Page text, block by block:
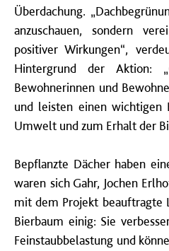
Überdachung.
anzuschauen, sondern
positiver Wirkungen“,
Hintergrund der Aktion:
Bewohnerinnen und
und leisten einen wichtigen
Umwelt und zum Erhalt der
Bepflanzte Dächer haben
waren sich Gahr, Jochen
mit dem Projekt beauftragte
Bierbaum einig: Sie
Feinstaubbelastung und